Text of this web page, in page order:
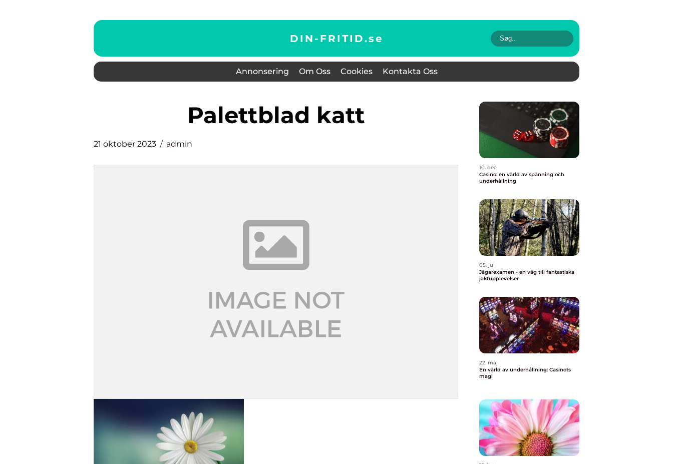
DIN-FRITID.se
Annonsering Om Oss Cookies Kontakta Oss
palettblad katt
21 oktober 2023 admin
10. dec
Casino: en värld av spänning och
underhållning
05. jul
Jägarexamen - en väg till fantastiska
jaktupplevelser
22. maj
En värld av underhållning: Casinots
magi